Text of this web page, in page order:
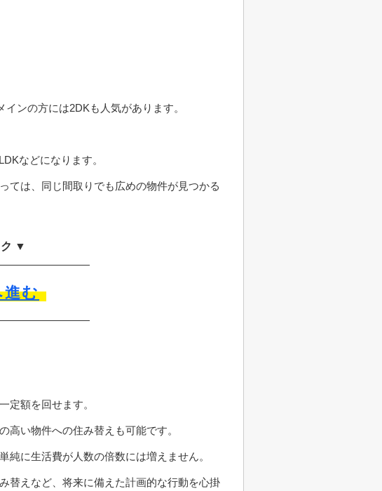
ンの方には2DKも人気があります。
などになります。
ては、同じ間取りでも広めの物件が見つかる
ク ▼
進む
定額を回せます。
い物件への住み替えも可能です。
に生活費が人数の倍数には増えません。
替えなど、将来に備えた計画的な行動を心掛